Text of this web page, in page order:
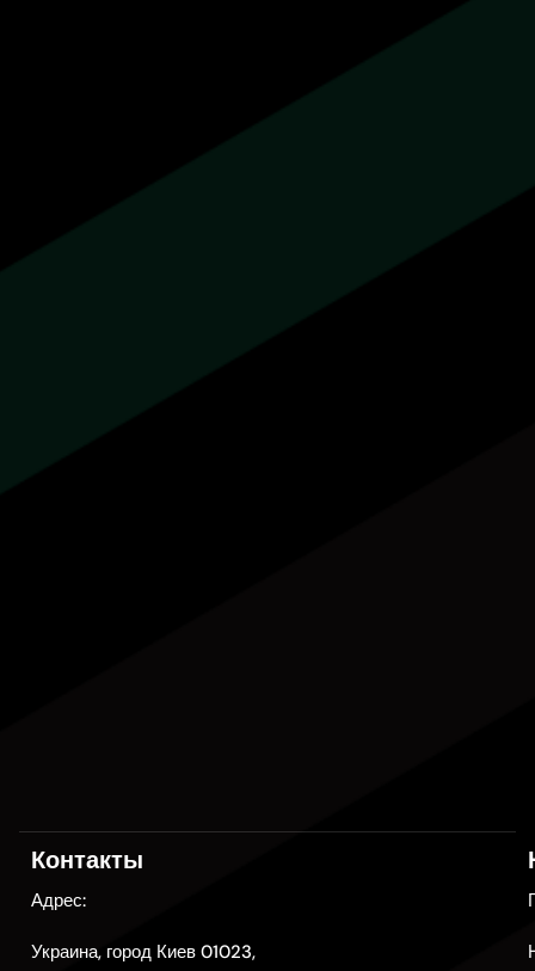
Контакты
Адрес:
Украина, город Киев 01023,